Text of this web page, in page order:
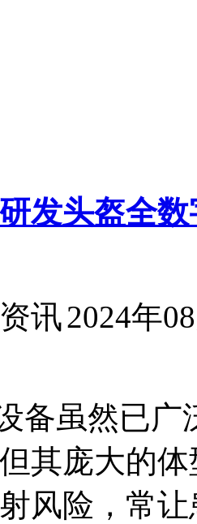
发头盔全
讯2024年
备虽然已
其庞大的
风险，常